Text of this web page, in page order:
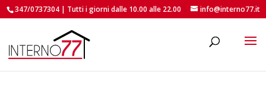
347/0737304 | Tutti i giorni dalle 10.00 alle 22.00 info@interno77.it